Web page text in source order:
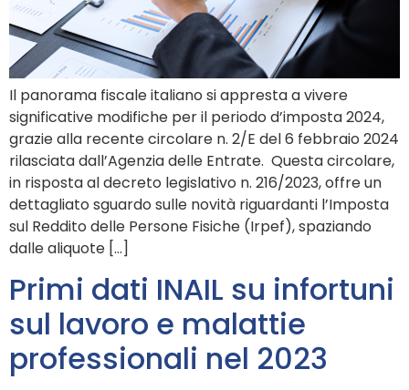
Il panorama fiscale italiano si appresta a vivere
significative modifiche per il periodo d’imposta 2024,
grazie alla recente circolare n. 2/E del 6 febbraio 2024
rilasciata dall’Agenzia delle Entrate. Questa circolare,
in risposta al decreto legislativo n. 216/2023, offre un
dettagliato sguardo sulle novità riguardanti l’Imposta
sul Reddito delle Persone Fisiche (Irpef), spaziando
dalle aliquote […]
Primi dati INAIL su infortuni
sul lavoro e malattie
professionali nel 2023